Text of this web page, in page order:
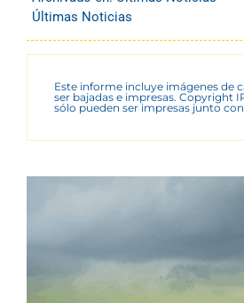
Últimas Noticias
Este informe incluye imágenes de
ser bajadas e impresas. Copyright
sólo pueden ser impresas junto